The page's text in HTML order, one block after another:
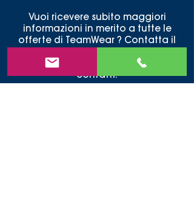
Vuoi ricevere subito maggiori
informazioni in merito a tutte le
offerte di TeamWear ? Contatta il
negozio di abbigliamento sportivo
a Viterbo tramite il modulo dei
contatti.